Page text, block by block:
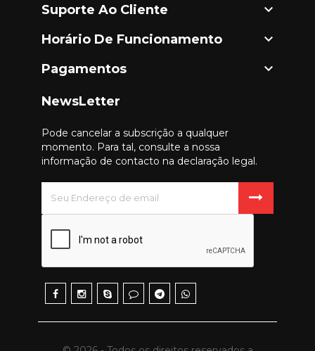
Suporte Ao Cliente 
Horário De Funcionamento 
Pagamentos 
NewsLetter
Pode cancelar a subscrição a qualquer
momento. Para tal, consulte a nossa
informação de contacto na declaração legal.